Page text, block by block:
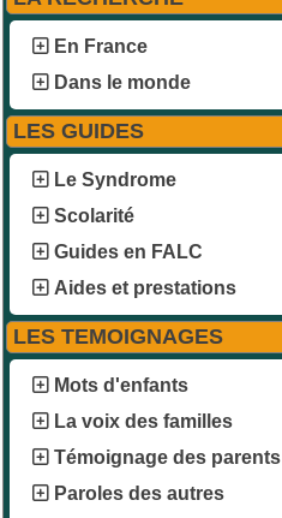
En France
Dans le monde
LES GUIDES
Le Syndrome
Scolarité
Guides en FALC
Aides et prestations
LES TEMOIGNAGES
Mots d'enfants
La voix des familles
Témoignage des parents
Paroles des autres